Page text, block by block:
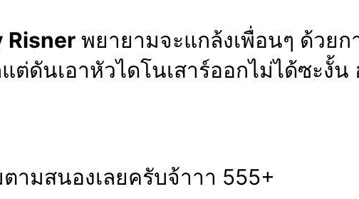
Risner พยายามจะแกล้งเพื่อนๆ ด้วยก
ต่ดันเอาหัวไดโนเสาร์ออกไม่ได้ซะงั้น
ามสนองเลยครับจ้าาา 555+